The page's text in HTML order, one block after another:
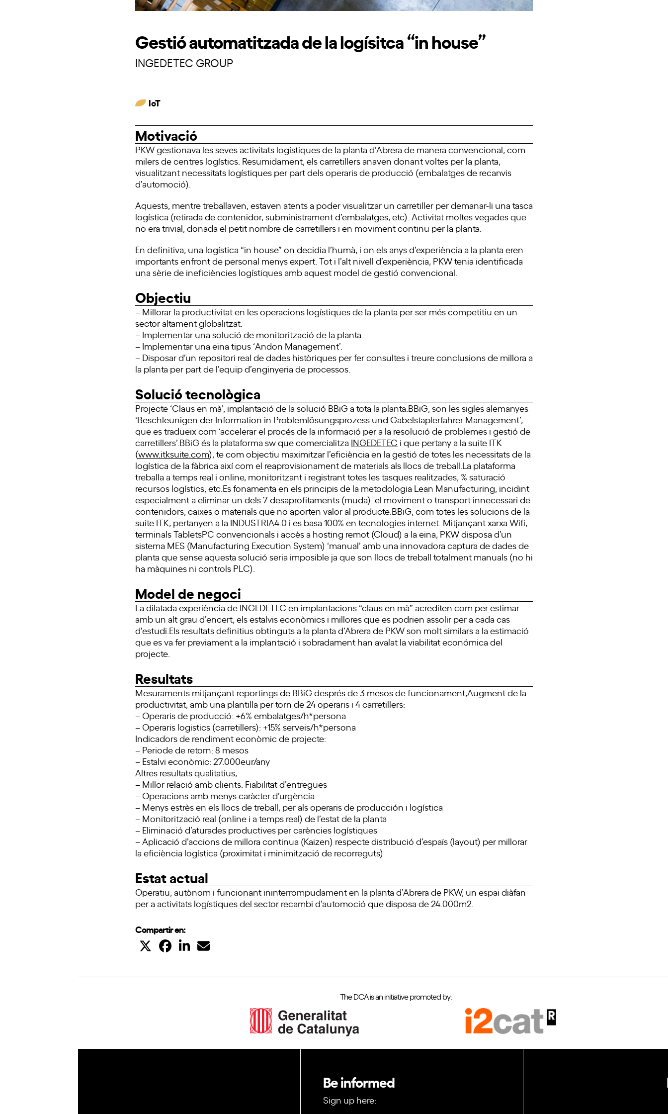
Gestió automatitzada de la logísitca “in house”
INGEDETEC GROUP
IoT
Motivació
PKW gestionava les seves activitats logístiques de la planta d’Abrera de manera convencional, com
milers de centres logístics. Resumidament, els carretillers anaven donant voltes per la planta,
visualitzant necessitats logístiques per part dels operaris de producció (embalatges de recanvis
d’automoció).
Aquests, mentre treballaven, estaven atents a poder visualitzar un carretiller per demanar-li una tasca
logística (retirada de contenidor, subministrament d’embalatges, etc). Activitat moltes vegades que
no era trivial, donada el petit nombre de carretillers i en moviment continu per la planta.
En definitiva, una logística “in house” on decidia l’humà, i on els anys d’experiència a la planta eren
importants enfront de personal menys expert. Tot i l’alt nivell d’experiència, PKW tenia identificada
una sèrie de ineficiències logístiques amb aquest model de gestió convencional.
Objectiu
– Millorar la productivitat en les operacions logístiques de la planta per ser més competitiu en un
sector altament globalitzat.
– Implementar una solució de monitorització de la planta.
– Implementar una eïna tipus ‘Andon Management’.
– Disposar d’un repositori real de dades històriques per fer consultes i treure conclusions de millora a
la planta per part de l’equip d’enginyeria de processos.
Solució tecnològica
Projecte ‘Claus en mà’, implantació de la solució BBiG a tota la planta.BBiG, son les sigles alemanyes
‘Beschleunigen der Information in Problemlösungsprozess und Gabelstaplerfahrer Management’,
que es tradueix com ‘accelerar el procés de la informació per a la resolució de problemes i gestió de
carretillers’.BBiG és la plataforma sw que comercialitza INGEDETEC i que pertany a la suite ITK
(www.itksuite.com), te com objectiu maximitzar l’eficiència en la gestió de totes les necessitats de la
logística de la fàbrica així com el reaprovisionament de materials als llocs de treball.La plataforma
treballa a temps real i online, monitoritzant i registrant totes les tasques realitzades, % saturació
recursos logístics, etc.Es fonamenta en els principis de la metodologia Lean Manufacturing, incidint
especialment a eliminar un dels 7 desaprofitaments (muda): el moviment o transport innecessari de
contenidors, caixes o materials que no aporten valor al producte.BBiG, com totes les solucions de la
suite ITK, pertanyen a la INDUSTRIA4.0 i es basa 100% en tecnologies internet. Mitjançant xarxa Wifi,
terminals TabletsPC convencionals i accès a hosting remot (Cloud) a la eina, PKW disposa d’un
sistema MES (Manufacturing Execution System) ‘manual’ amb una innovadora captura de dades de
planta que sense aquesta solució seria imposible ja que son llocs de treball totalment manuals (no hi
ha màquines ni controls PLC).
Model de negoci
La dilatada experiència de INGEDETEC en implantacions “claus en mà” acrediten com per estimar
amb un alt grau d’encert, els estalvis econòmics i millores que es podrien assolir per a cada cas
d’estudi.Els resultats definitius obtinguts a la planta d’Abrera de PKW son molt similars a la estimació
que es va fer previament a la implantació i sobradament han avalat la viabilitat económica del
projecte.
Resultats
Mesuraments mitjançant reportings de BBiG després de 3 mesos de funcionament,Augment de la
productivitat, amb una plantilla per torn de 24 operaris i 4 carretillers:
– Operaris de producció: +6% embalatges/h*persona
– Operaris logistics (carretillers): +15% serveis/h*persona
Indicadors de rendiment econòmic de projecte:
– Periode de retorn: 8 mesos
– Estalvi econòmic: 27.000eur/any
Altres resultats qualitatius,
– Millor relació amb clients. Fiabilitat d’entregues
– Operacions amb menys caràcter d’urgència
– Menys estrès en els llocs de treball, per als operaris de producción i logística
– Monitorització real (online i a temps real) de l’estat de la planta
– Eliminació d’aturades productives per carències logístiques
– Aplicació d’accions de millora continua (Kaizen) respecte distribució d’espaïs (layout) per millorar
la eficiència logística (proximitat i minimització de recorreguts)
Estat actual
Operatiu, autònom i funcionant ininterrompudament en la planta d’Abrera de PKW, un espai diàfan
per a activitats logístiques del sector recambi d’automoció que disposa de 24.000m2.
Compartir en:
The DCA is an initiative promoted by:
Be informed
Sign up here: